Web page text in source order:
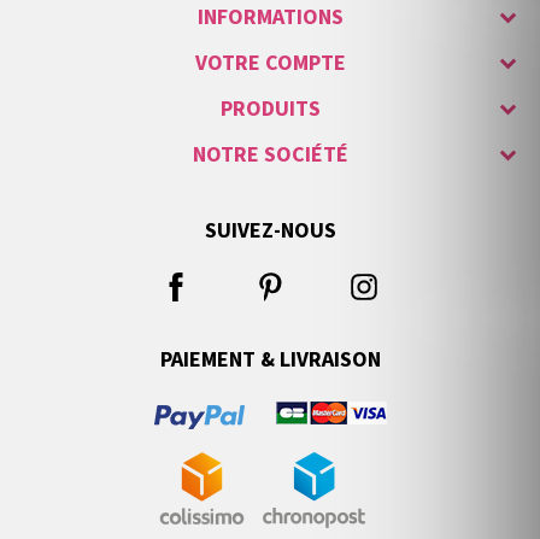
INFORMATIONS
VOTRE COMPTE
PRODUITS
NOTRE SOCIÉTÉ
SUIVEZ-NOUS
PAIEMENT & LIVRAISON